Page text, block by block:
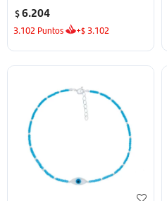
$6.204
3.102 Puntos +$ 3.102